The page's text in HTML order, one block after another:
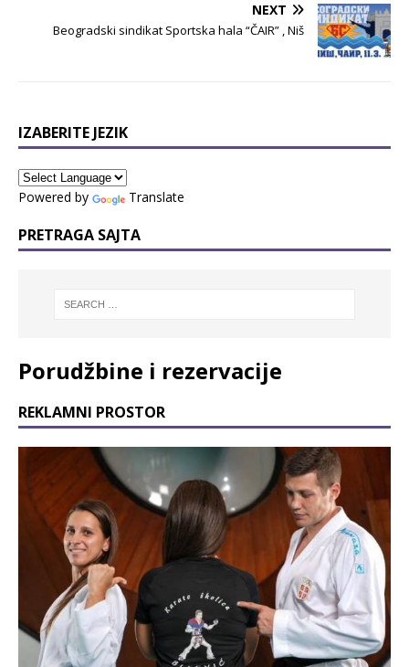
NEXT
Beogradski sindikat Sportska hala “ČAIR” , Niš
IZABERITE JEZIK
Powered by Translate
PRETRAGA SAJTA
Porudžbine i rezervacije
REKLAMNI PROSTOR